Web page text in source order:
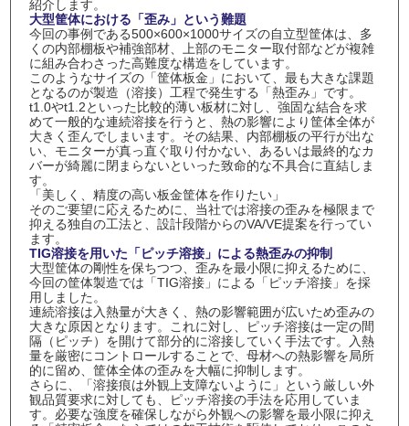
紹介します。
大型筐体における「歪み」という難題
今回の事例である500×600×1000サイズの自立型筐体は、多
くの内部棚板や補強部材、上部のモニター取付部などが複雑
に組み合わさった高難度な構造をしています。
このようなサイズの「筐体板金」において、最も大きな課題
となるのが製造（溶接）工程で発生する「熱歪み」です。
t1.0やt1.2といった比較的薄い板材に対し、強固な結合を求
めて一般的な連続溶接を行うと、熱の影響により筐体全体が
大きく歪んでしまいます。その結果、内部棚板の平行が出な
い、モニターが真っ直ぐ取り付かない、あるいは最終的なカ
バーが綺麗に閉まらないといった致命的な不具合に直結しま
す。
「美しく、精度の高い板金筐体を作りたい」
そのご要望に応えるために、当社では溶接の歪みを極限まで
抑える独自の工法と、設計段階からのVA/VE提案を行ってい
ます。
TIG溶接を用いた「ピッチ溶接」による熱歪みの抑制
大型筐体の剛性を保ちつつ、歪みを最小限に抑えるために、
今回の筐体製造では「TIG溶接」による「ピッチ溶接」を採
用しました。
連続溶接は入熱量が大きく、熱の影響範囲が広いため歪みの
大きな原因となります。これに対し、ピッチ溶接は一定の間
隔（ピッチ）を開けて部分的に溶接していく手法です。入熱
量を厳密にコントロールすることで、母材への熱影響を局所
的に留め、筐体全体の歪みを大幅に抑制します。
さらに、「溶接痕は外観上支障ないように」という厳しい外
観品質要求に対しても、ピッチ溶接の手法を応用していま
す。必要な強度を確保しながら外観への影響を最小限に抑え